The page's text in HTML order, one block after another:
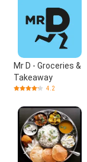
Mr D - Groceries &
Takeaway
4.2